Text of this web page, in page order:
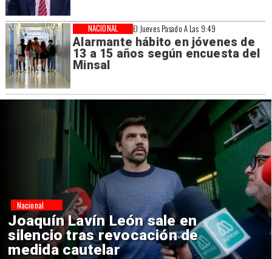
El Jueves Pasado A Las 9:49
Alarmante hábito en jóvenes de
13 a 15 años según encuesta del
Minsal
NACIONAL
Chile y Venezuela formalizan
reinicio de relaciones
consulares
Nacional